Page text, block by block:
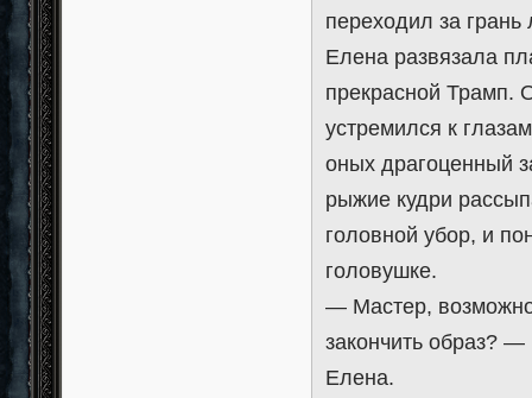
переходил за
Елена развязала
прекрасной Трамп.
устремился к
оных драгоценный
рыжие кудри
головной убор, и
головушке.
— Мастер,
закончить образ?
Елена.